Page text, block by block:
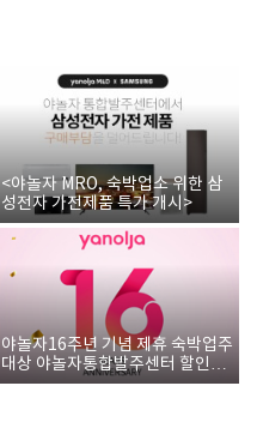
<야놀자 MRO, 숙박업소 위한 삼
성전자 가전제품 특가 개시>
야놀자16주년 기념 제휴 숙박업주
대상 야놀자통합발주센터 할인쿠
폰 증정